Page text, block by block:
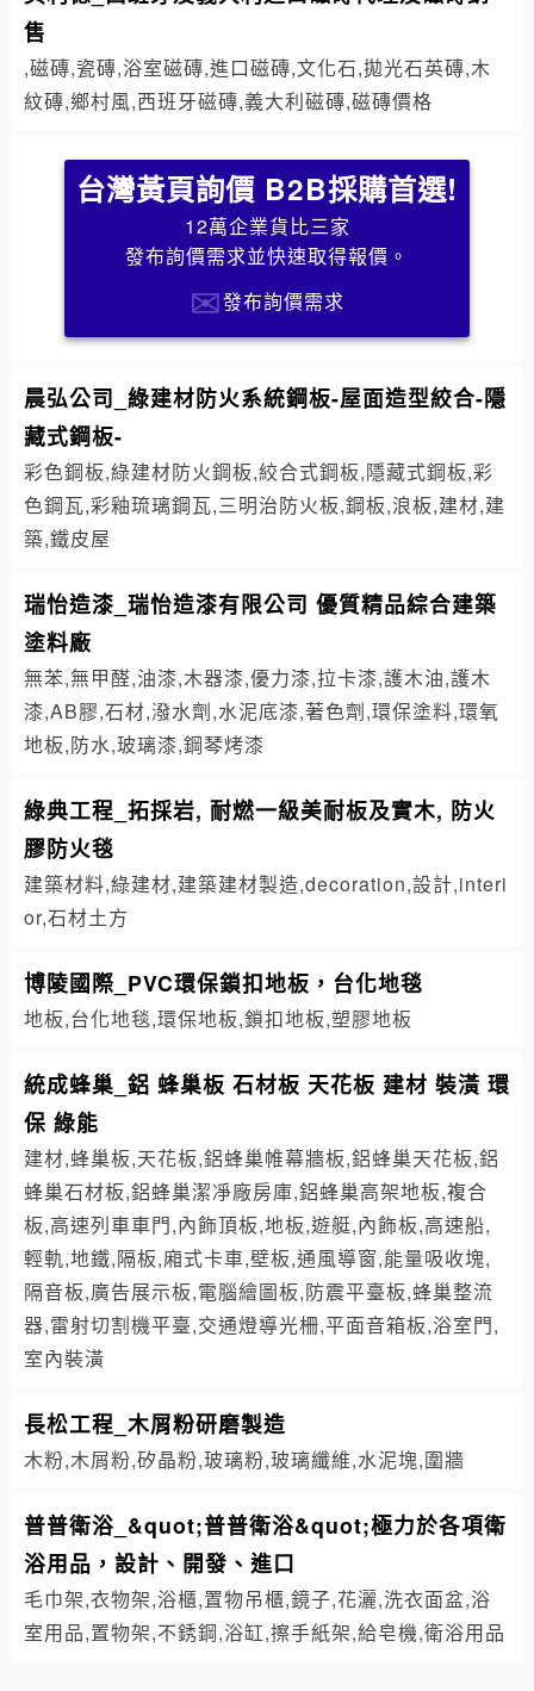
售
,磁磚,瓷磚,浴室磁磚,進口磁磚,文化石,拋光石英磚,木
紋磚,鄉村風,西班牙磁磚,義大利磁磚,磁磚價格
台灣黃頁詢價 B2B採購首選!
12萬企業貨比三家
發布詢價需求並快速取得報價。
發布詢價需求
晨弘公司_綠建材防火系統鋼板-屋面造型絞合-隱
藏式鋼板-
彩色鋼板,綠建材防火鋼板,絞合式鋼板,隱藏式鋼板,彩
色鋼瓦,彩釉琉璃鋼瓦,三明治防火板,鋼板,浪板,建材,建
築,鐵皮屋
瑞怡造漆_瑞怡造漆有限公司 優質精品綜合建築
塗料廠
無苯,無甲醛,油漆,木器漆,優力漆,拉卡漆,護木油,護木
漆,AB膠,石材,潑水劑,水泥底漆,著色劑,環保塗料,環氧
地板,防水,玻璃漆,鋼琴烤漆
綠典工程_拓採岩, 耐燃一級美耐板及實木, 防火
膠防火毯
建築材料,綠建材,建築建材製造,decoration,設計,interi
or,石材土方
博陵國際_PVC環保鎖扣地板，台化地毯
地板,台化地毯,環保地板,鎖扣地板,塑膠地板
統成蜂巢_鋁 蜂巢板 石材板 天花板 建材 裝潢 環
保 綠能
建材,蜂巢板,天花板,鋁蜂巢帷幕牆板,鋁蜂巢天花板,鋁
蜂巢石材板,鋁蜂巢潔凈廠房庫,鋁蜂巢高架地板,複合
板,高速列車車門,內飾頂板,地板,遊艇,內飾板,高速船,
輕軌,地鐵,隔板,廂式卡車,壁板,通風導窗,能量吸收塊,
隔音板,廣告展示板,電腦繪圖板,防震平臺板,蜂巢整流
器,雷射切割機平臺,交通燈導光柵,平面音箱板,浴室門,
室內裝潢
長松工程_木屑粉研磨製造
木粉,木屑粉,矽晶粉,玻璃粉,玻璃纖維,水泥塊,圍牆
普普衛浴_&quot;普普衛浴&quot;極力於各項衛
浴用品，設計、開發、進口
毛巾架,衣物架,浴櫃,置物吊櫃,鏡子,花灑,洗衣面盆,浴
室用品,置物架,不銹鋼,浴缸,擦手紙架,給皂機,衛浴用品